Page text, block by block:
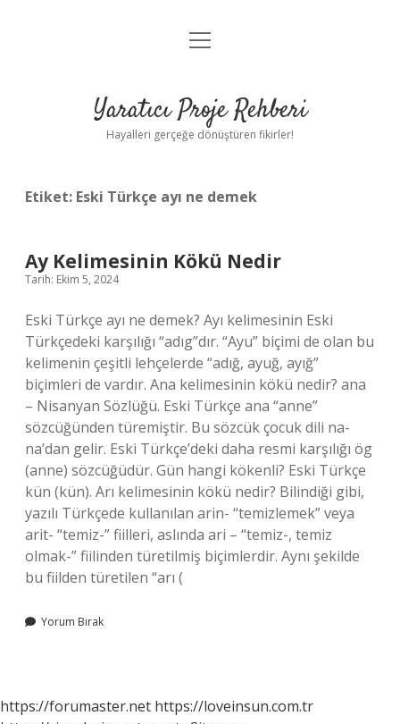
Anasayfa
Yasal Uyarı
menüyü
Yaratıcı Proje Rehberi
Hayalleri gerçeğe dönüştüren fikirler!
Etiket: Eski Türkçe ayı ne demek
Ay Kelimesinin Kökü Nedir
Tarih: Ekim 5, 2024
Eski Türkçe ayı ne demek? Ayı kelimesinin Eski
Türkçedeki karşılığı “adıg”dır. “Ayu” biçimi de olan bu
kelimenin çeşitli lehçelerde “adığ, ayuğ, ayığ”
biçimleri de vardır. Ana kelimesinin kökü nedir? ana
– Nisanyan Sözlüğü. Eski Türkçe ana “anne”
sözcüğünden türemiştir. Bu sözcük çocuk dili na-
na’dan gelir. Eski Türkçe’deki daha resmi karşılığı ög
(anne) sözcüğüdür. Gün hangi kökenli? Eski Türkçe
kün‎ (kün). Arı kelimesinin kökü nedir? Bilindiği gibi,
yazılı Türkçede kullanılan arin- “temizlemek” veya
arit- “temiz-” fiilleri, aslında ari – “temiz-, temiz
olmak-” fiilinden türetilmiş biçimlerdir. Aynı şekilde
bu fiilden türetilen “arı (
Yorum Bırak
https://forumaster.net https://loveinsun.com.tr